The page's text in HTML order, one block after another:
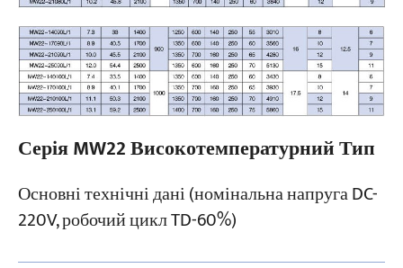
Серія MW22 Високотемпературний Тип
Основні технічні дані (номінальна напруга DC-
220V, робочий цикл TD-60%)